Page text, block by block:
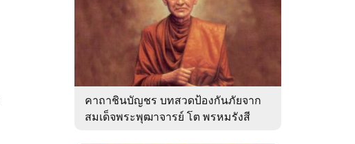
คาถาชินบัญชร บทสวดป้องกันภัยจาก
สมเด็จพระพุฒาจารย์ โต พรหมรังสี